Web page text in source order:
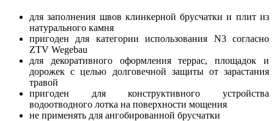
для заполнения швов клинкерной брусчатки и плит из
натурального камня
пригоден для категории использования N3 согласно
ZTV Wegebau
для декоративного оформления террас, площадок и
дорожек с целью долговечной защиты от зарастания
травой
пригоден для конструктивного устройства
водоотводного лотка на поверхности мощения
не применять для ангобированной брусчатки